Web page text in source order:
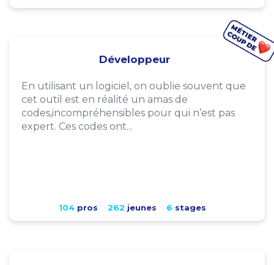
Développeur
En utilisant un logiciel, on oublie souvent que
cet outil est en réalité un amas de
codes,incompréhensibles pour qui n’est pas
expert. Ces codes ont...
104pros 262 jeunes 6 stages